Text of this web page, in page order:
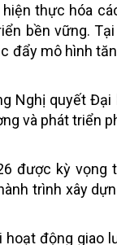
thực hóa
bền vững.
đẩy mô hình
Nghị quyết
và phát triển
được kỳ
trình xây
động giao